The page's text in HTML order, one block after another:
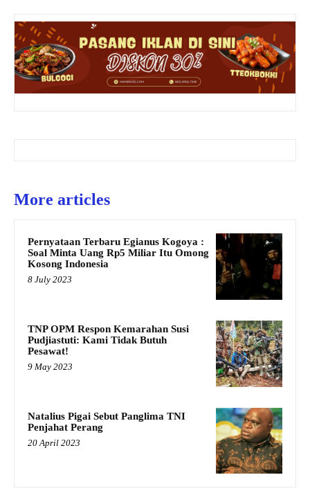
More articles
Pernyataan Terbaru Egianus Kogoya :
Soal Minta Uang Rp5 Miliar Itu Omong
Kosong Indonesia
8 July 2023
TNP OPM Respon Kemarahan Susi
Pudjiastuti: Kami Tidak Butuh
Pesawat!
9 May 2023
Natalius Pigai Sebut Panglima TNI
Penjahat Perang
20 April 2023